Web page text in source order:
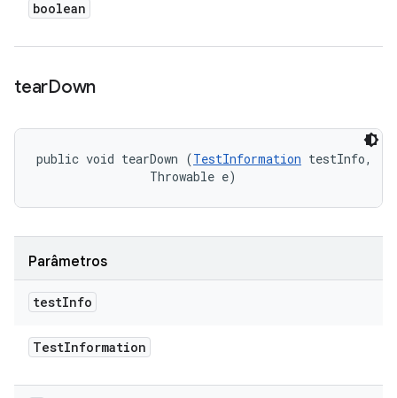
boolean
tearDown
public void tearDown (TestInformation testInfo,
                Throwable e)
Parâmetros
testInfo
TestInformation